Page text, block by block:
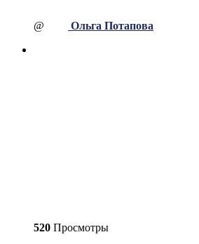
@ Ольга Потапова
520 Просмотры